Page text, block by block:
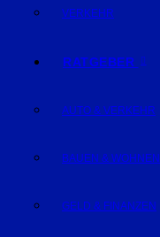
VERKEHR
RATGEBER
AUTO & VERKEHR
BAUEN & WOHNEN
GELD & FINANZEN